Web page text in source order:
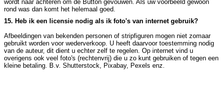
wordt naar achteren om de Button gevouwen. Als uw voorbeeld gewoon
rond was dan komt het helemaal goed.
15. Heb ik een licensie nodig als ik foto's van internet gebruik?
Afbeeldingen van bekenden personen of stripfiguren mogen niet zomaar
gebruikt worden voor wederverkoop. U heeft daarvoor toestemming nodig
van de auteur, dit dient u echter zelf te regelen. Op internet vind u
overigens ook veel foto's (rechtenvrij) die u zo kunt gebruiken of tegen een
kleine betaling. B.v. Shutterstock, Pixabay, Pexels enz.